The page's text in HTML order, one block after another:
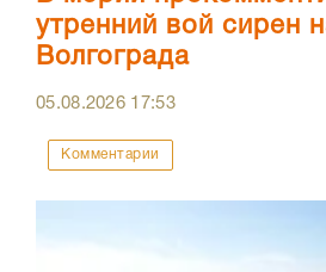
утренний вой сирен
Волгограда
05.08.2026 17:53
Комментарии